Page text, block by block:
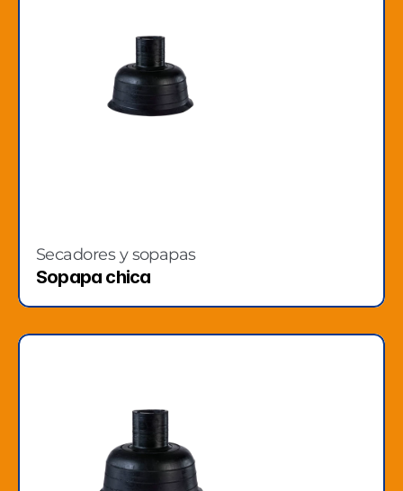
Secadores y sopapas
Sopapa chica